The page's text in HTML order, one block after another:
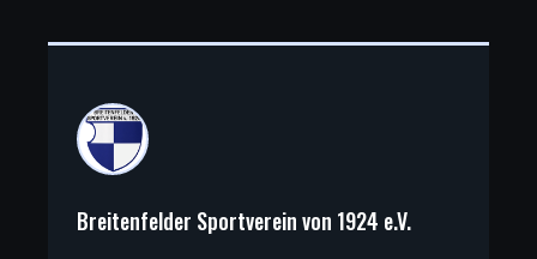
Breitenfelder Sportverein von 1924 e.V.